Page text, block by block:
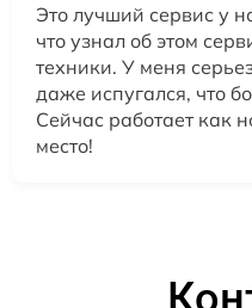
Это лучший сервис у
что узнал об этом
техники. У меня
даже испугался, что
Сейчас работает как
место!